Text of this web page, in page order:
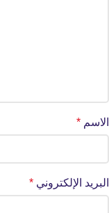
الاسم *
البريد الإلكتروني *